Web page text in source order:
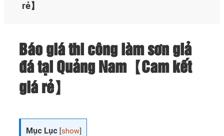
rẻ】
Báo giá thi công làm sơn giả
đá tại Quảng Nam【Cam kết
giá rẻ】
Mục Lục [show